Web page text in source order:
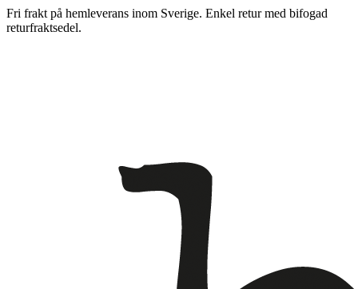
Fri frakt på hemleverans inom Sverige. Enkel retur med bifogad
returfraktsedel.